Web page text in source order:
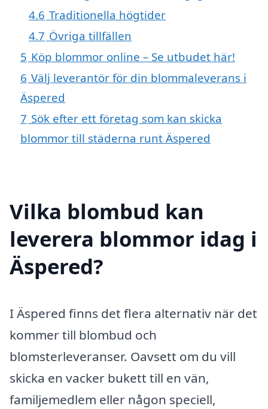
4.6 Traditionella högtider
4.7 Övriga tillfällen
5 Köp blommor online – Se utbudet här!
6 Välj leverantör för din blommaleverans i
Äspered
7 Sök efter ett företag som kan skicka
blommor till städerna runt Äspered
Vilka blombud kan
leverera blommor idag i
Äspered?
I Äspered finns det flera alternativ när det
kommer till blombud och
blomsterleveranser. Oavsett om du vill
skicka en vacker bukett till en vän,
familjemedlem eller någon speciell,